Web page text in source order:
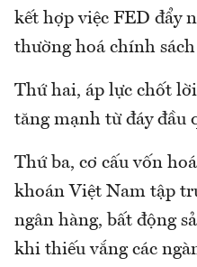
kết hợp việc FED đẩy
thường hoá chính
Thứ hai, áp lực chốt
tăng mạnh từ đáy đầu
Thứ ba, cơ cấu vốn
khoán Việt Nam tập
ngân hàng, bất động
khi thiếu vắng các